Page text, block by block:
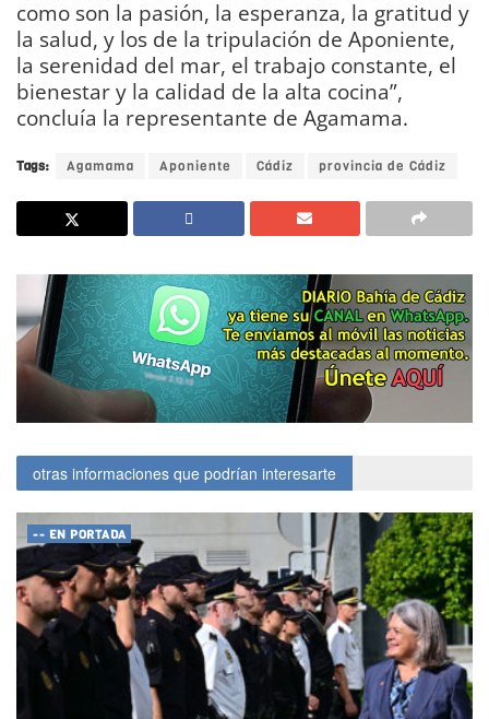
como son la pasión, la esperanza, la gratitud y
la salud, y los de la tripulación de Aponiente,
la serenidad del mar, el trabajo constante, el
bienestar y la calidad de la alta cocina”,
concluía la representante de Agamama.
Tags: Agamama Aponiente Cádiz provincia de Cádiz
otras informaciones que podrían interesarte
-- EN PORTADA